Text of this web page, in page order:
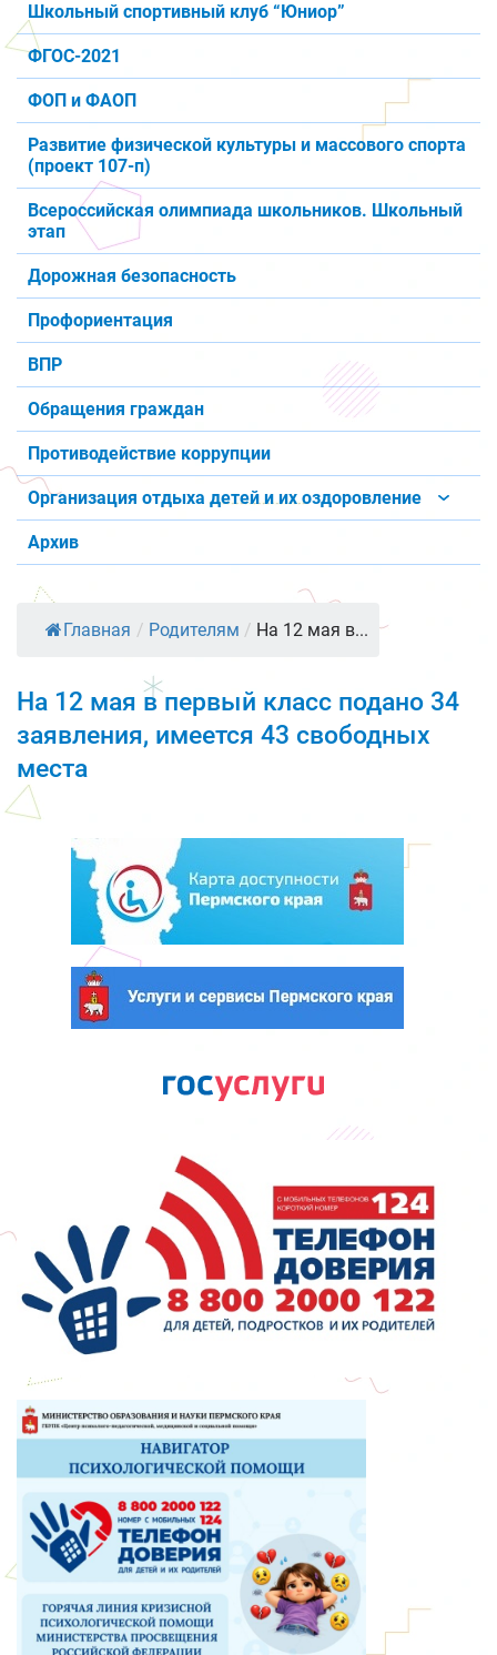
Школьный спортивный клуб “Юниор”
ФГОС-2021
ФОП и ФАОП
Развитие физической культуры и массового спорта
(проект 107-п)
Всероссийская олимпиада школьников. Школьный
этап
Дорожная безопасность
Профориентация
ВПР
Обращения граждан
Противодействие коррупции
Организация отдыха детей и их оздоровление
Архив
Главная / Родителям / На 12 мая в...
На 12 мая в первый класс подано 34
заявления, имеется 43 свободных
места